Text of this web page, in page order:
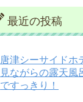
最近の投稿
唐津シーサイドホ
見ながらの露天風
ですっきり！